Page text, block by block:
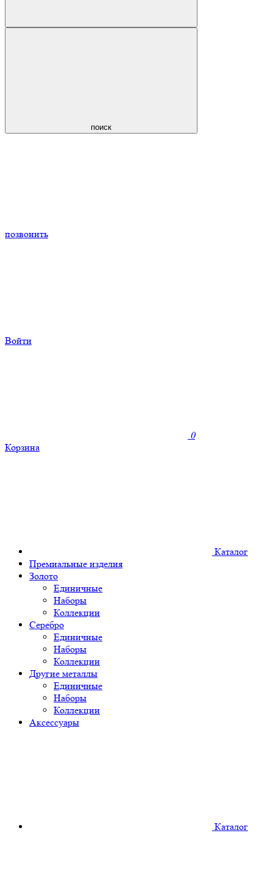
поиск
позвонить
Войти
0
Корзина
Каталог
Премиальные изделия
Золото
Единичные
Наборы
Коллекции
Серебро
Единичные
Наборы
Коллекции
Другие металлы
Единичные
Наборы
Коллекции
Аксессуары
Каталог